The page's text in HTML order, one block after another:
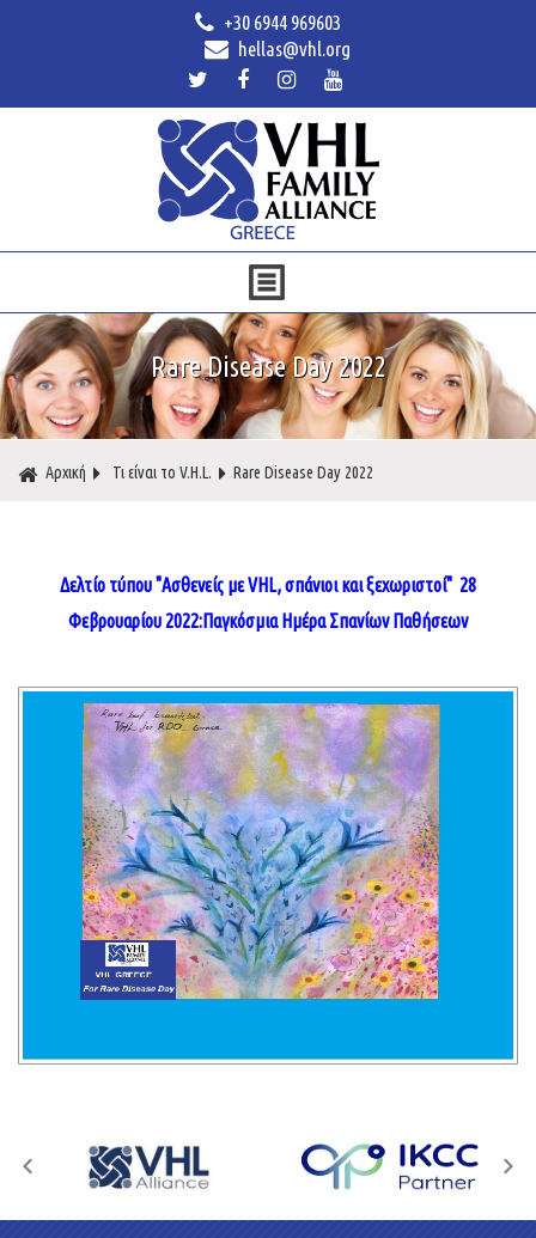
+30 6944 969603
hellas@vhl.org
Rare Disease Day 2022
Αρχική Τι είναι το V.H.L. Rare Disease Day 2022
Δελτίο τύπου "Ασθενείς με VHL, σπάνιοι και ξεχωριστοί" 28
Φεβρουαρίου 2022:Παγκόσμια Ημέρα Σπανίων Παθήσεων